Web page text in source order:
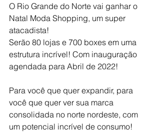
O Rio Grande do Norte vai ganhar o
Natal Moda Shopping, um super
atacadista!
Serão 80 lojas e 700 boxes em uma
estrutura incrível! Com inauguração
agendada para Abril de 2022!
Para você que quer expandir, para
você que quer ver sua marca
consolidada no norte nordeste, com
um potencial incrível de consumo!